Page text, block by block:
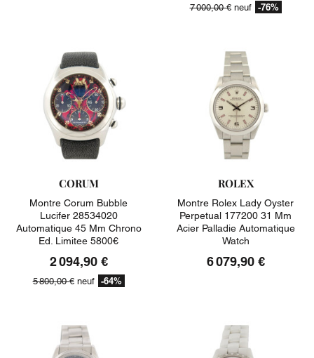
7 000,00 €neuf -76%
CORUM
Montre Corum Bubble
Lucifer 28534020
Automatique 45 Mm Chrono
Ed. Limitee 5800€
2 094,90 €
5 800,00 €neuf -64%
ROLEX
Montre Rolex Lady Oyster
Perpetual 177200 31 Mm
Acier Palladie Automatique
Watch
6 079,90 €